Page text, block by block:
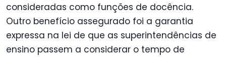
consideradas como funções de docência.
Outro benefício assegurado foi a garantia
expressa na lei de que as superintendências de
ensino passem a considerar o tempo de